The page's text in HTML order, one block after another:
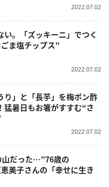
2022.07.02
い。「ズッキーニ」でつく
ま塩チップス”
2022.07.02
り」と「長芋」を梅ポン酢
猛暑日もお箸がすすむ“さ
2022.07.02
山だった…”76歳の
美子さんの「幸せに生き